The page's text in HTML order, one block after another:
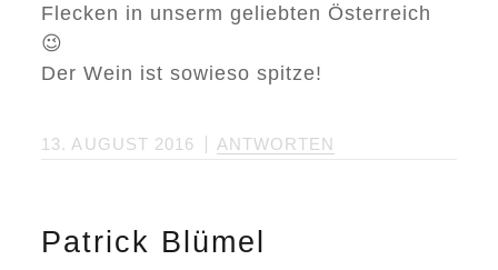
Flecken in unserm geliebten Österreich
😉
Der Wein ist sowieso spitze!
13. AUGUST 2016 ANTWORTEN
Patrick Blümel